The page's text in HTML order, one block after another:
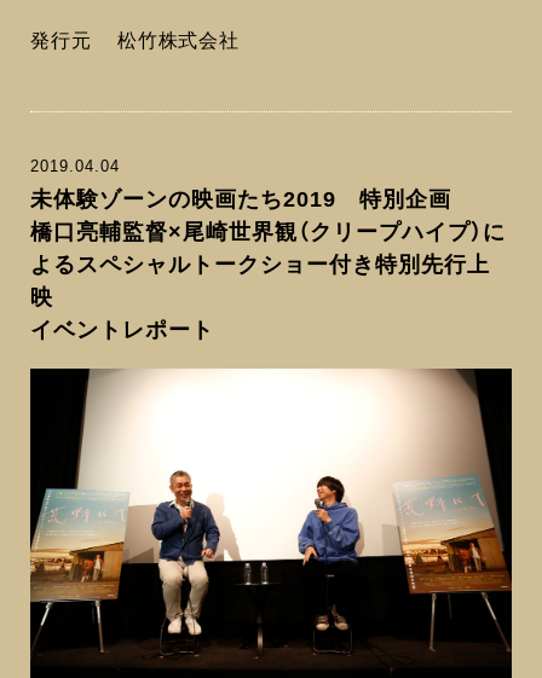
発行元 松竹株式会社
2019.04.04
未体験ゾーンの映画たち2019 特別企画
橋口亮輔監督×尾崎世界観（クリープハイプ）に
よるスペシャルトークショー付き特別先行上
映
イベントレポート